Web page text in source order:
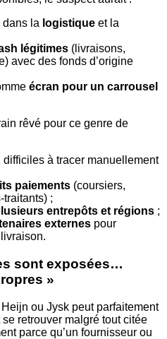
la logistique et la
légitimes (livraisons,
avec des fonds d’origine
écran pour un carrousel
rêvé pour ce genre de
difficiles à tracer manuellement
paiements (coursiers,
traitants) ;
entrepôts et régions ;
externes pour
sont exposées…
»
ou Jysk peut parfaitement
retrouver malgré tout citée
parce qu’un fournisseur ou